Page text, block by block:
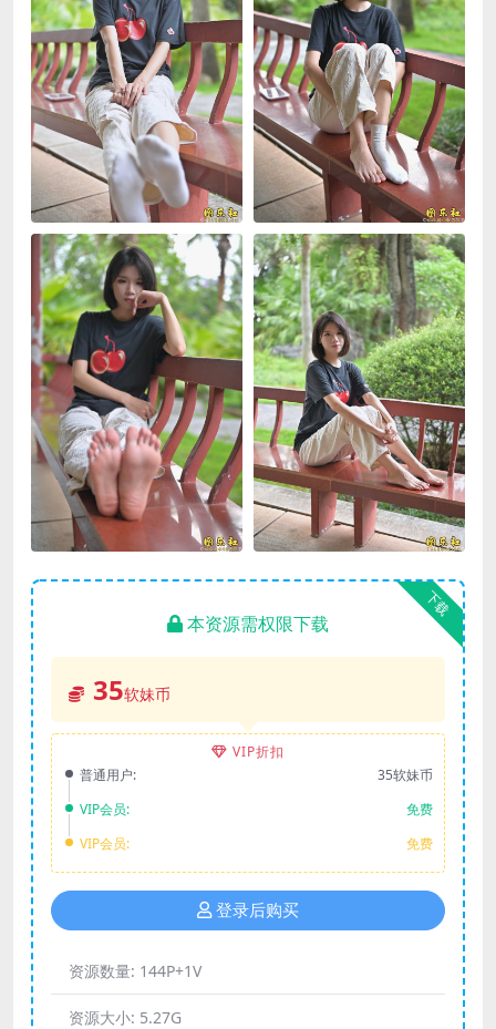
下载
本资源需权限下载
35软妹币
VIP折扣
普通用户:
35软妹币
VIP会员:
免费
VIP会员:
免费
登录后购买
资源数量: 144P+1V
资源大小: 5.27G